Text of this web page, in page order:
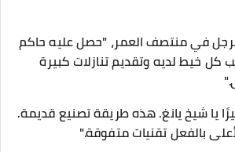
في منتصف العمر، "حصل عليه حاكم
خيط لديه وتقديم تنازلات كبيرة
يا شيخ يانغ. هذه طريقة تصنيع قديمة.
بالفعل تقنيات متفوقة."